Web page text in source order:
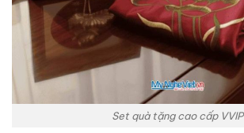
Set quà tặng cao cấp VVIP